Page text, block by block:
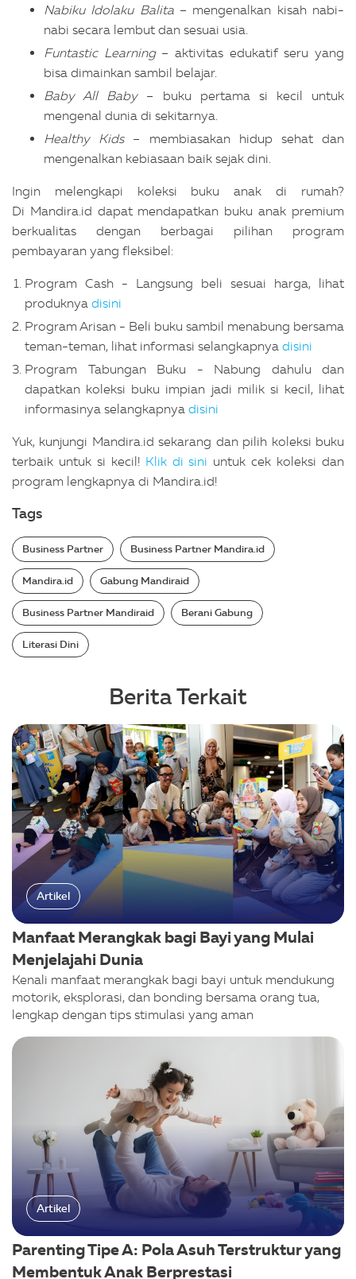
Nabiku Idolaku Balita– mengenalkan kisah nabi-
nabi secara lembut dan sesuai usia.
Funtastic Learning– aktivitas edukatif seru yang
bisa dimainkan sambil belajar.
Baby All Baby– buku pertama si kecil untuk
mengenal dunia di sekitarnya.
Healthy Kids– membiasakan hidup sehat dan
mengenalkan kebiasaan baik sejak dini.
Ingin melengkapi koleksi buku anak di rumah?
Di Mandira.id dapat mendapatkan buku anak premium
berkualitas dengan berbagai pilihan program
pembayaran yang fleksibel:
Program Cash - Langsung beli sesuai harga, lihat
produknya disini
Program Arisan - Beli buku sambil menabung bersama
teman-teman, lihat informasi selangkapnya disini
Program Tabungan Buku - Nabung dahulu dan
dapatkan koleksi buku impian jadi milik si kecil, lihat
informasinya selangkapnya disini
Yuk, kunjungi Mandira.id sekarang dan pilih koleksi buku
terbaik untuk si kecil! Klik di sini untuk cek koleksi dan
program lengkapnya di Mandira.id!
Tags
Business Partner Business Partner Mandira.id
Mandira.id Gabung Mandiraid
Business Partner Mandiraid Berani Gabung
Literasi Dini
Berita Terkait
Artikel
Manfaat Merangkak bagi Bayi yang Mulai
Menjelajahi Dunia
Kenali manfaat merangkak bagi bayi untuk mendukung
motorik, eksplorasi, dan bonding bersama orang tua,
lengkap dengan tips stimulasi yang aman
Artikel
Parenting Tipe A: Pola Asuh Terstruktur yang
Membentuk Anak Berprestasi